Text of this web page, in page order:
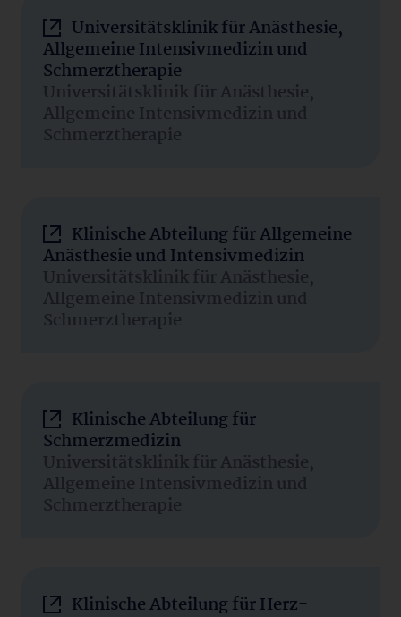
Universitätsklinik für Anästhesie,
Allgemeine Intensivmedizin und
Schmerztherapie
Universitätsklinik für Anästhesie,
Allgemeine Intensivmedizin und
Schmerztherapie
Klinische Abteilung für Allgemeine
Anästhesie und Intensivmedizin
Universitätsklinik für Anästhesie,
Allgemeine Intensivmedizin und
Schmerztherapie
Klinische Abteilung für
Schmerzmedizin
Universitätsklinik für Anästhesie,
Allgemeine Intensivmedizin und
Schmerztherapie
Klinische Abteilung für Herz-